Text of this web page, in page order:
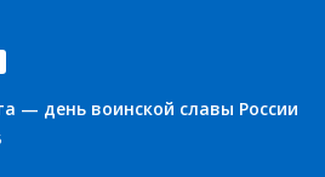
— день воинской славы России